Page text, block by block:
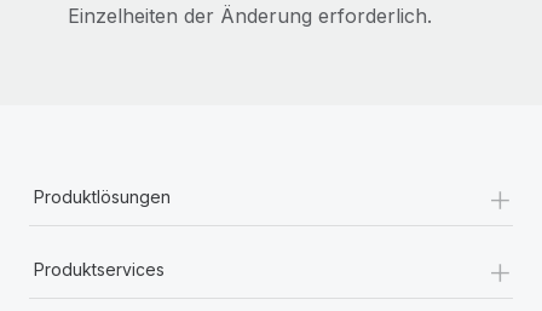
Einzelheiten der Änderung erforderlich.
Produktlösungen +
Produktservices +